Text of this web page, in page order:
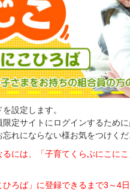
設定します。
定サイトにログインするために
れにならない様お気をつけくだ
には、「子育てくらぶにこにこ
ろば」に登録できるまで3～4